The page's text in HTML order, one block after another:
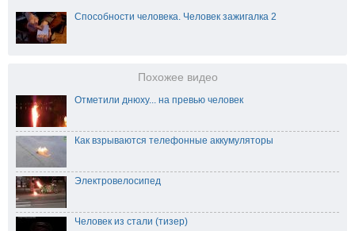
Способности человека. Человек зажигалка 2
Похожее видео
Отметили днюху... на превью человек
Как взрываются телефонные аккумуляторы
Электровелосипед
Человек из стали (тизер)